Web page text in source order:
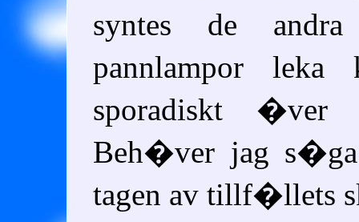
syntes de
pannlampor leka
sporadiskt �ver
Beh�ver jag
tagen av tillf�llets